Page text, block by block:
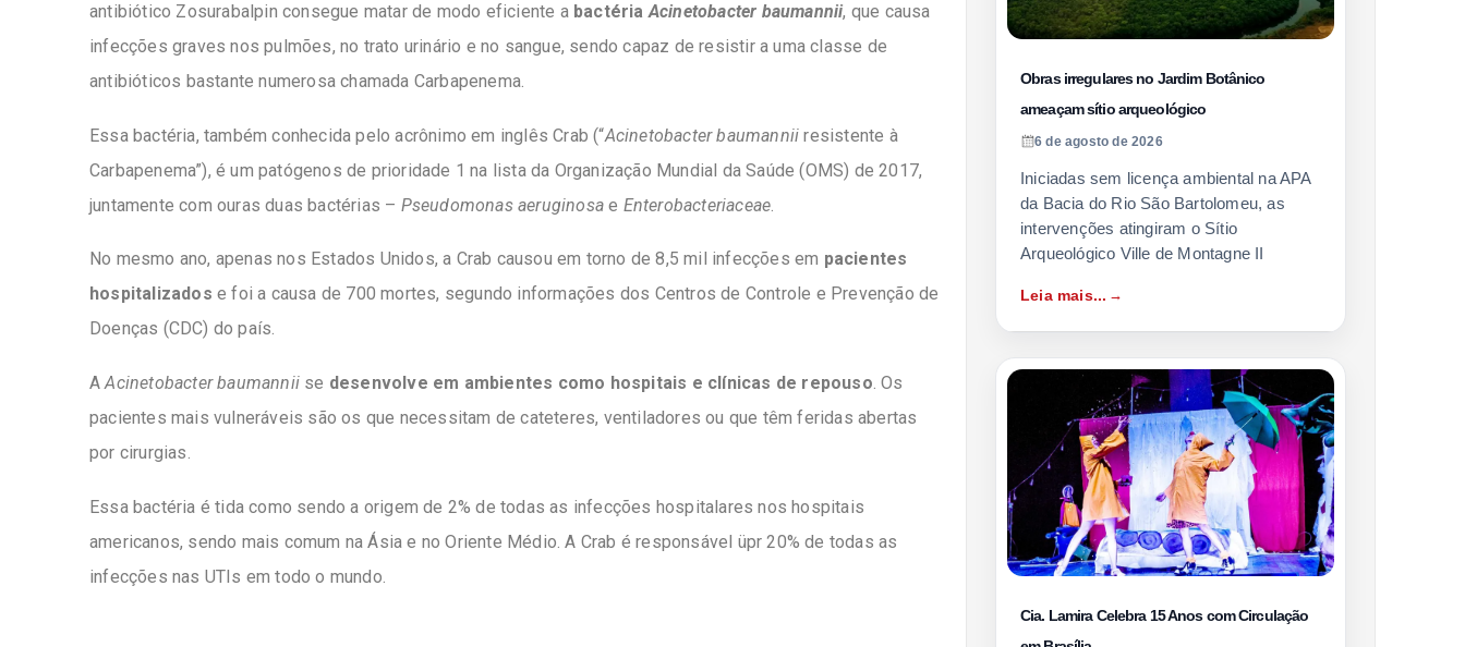
antibiótico Zosurabalpin consegue matar de modo eficiente a bactériaAcinetobacter baumannii, que causa
infecções graves nos pulmões, no trato urinário e no sangue, sendo capaz de resistir a uma classe de
antibióticos bastante numerosa chamada Carbapenema.
Essa bactéria, também conhecida pelo acrônimo em inglês Crab (“Acinetobacter baumannii resistente à
Carbapenema”), é um patógenos de prioridade 1 na lista da Organização Mundial da Saúde (OMS) de 2017,
juntamente com ouras duas bactérias – Pseudomonas aeruginosa e Enterobacteriaceae
No mesmo ano, apenas nos Estados Unidos, a Crab causou em torno de 8,5 mil infecções em pacientes
hospitalizados e foi a causa de 700 mortes, segundo informações dos Centros de Controle e Prevenção de
Doenças (CDC) do país.
AAcinetobacter baumannii se desenvolve em ambientes como hospitais e clínicas de repouso. Os
pacientes mais vulneráveis são os que necessitam de cateteres, ventiladores ou que têm feridas abertas
por cirurgias.
Essa bactéria é tida como sendo a origem de 2% de todas as infecções hospitalares nos hospitais
americanos, sendo mais comum na Ásia e no Oriente Médio. A Crab é responsável üpr 20% de todas as
infecções nas UTIs em todo o mundo.
Obras irregulares no Jardim Botânico
ameaçam sítio arqueológico
6 de agosto de 2026
Iniciadas sem licença ambiental na APA
da Bacia do Rio São Bartolomeu, as
intervenções atingiram o Sítio
Arqueológico Ville de Montagne II
Leia mais...
Cia. Lamira Celebra 15 Anos com Circulação